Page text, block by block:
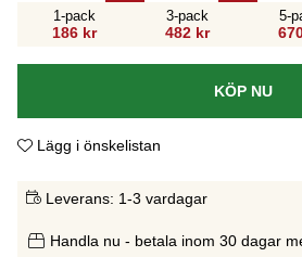
1-pack
186 kr
3-pack
482 kr
5-
KÖP NU
Lägg i önskelistan
Leverans: 1-3 vardagar
Handla nu - betala inom 30 dagar